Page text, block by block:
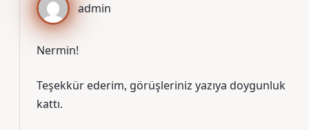
admin
Nermin!
Teşekkür ederim, görüşleriniz yazıya doygunluk
kattı.